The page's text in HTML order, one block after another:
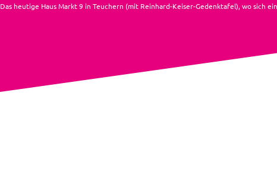
Das heutige Haus Markt 9 in Teuchern (mit Reinhard-Keiser-Gedenktafel), wo sich